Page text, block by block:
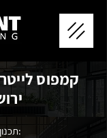
קמפוס
תכנון ועיצוב: